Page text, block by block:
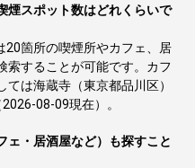
煙スポット数はどれくらいで
20箇所の喫煙所やカフェ、居
索することが可能です。カフ
は海蔵寺（東京都品川区）
08-09現在）。
ェ・居酒屋など）も探すこと